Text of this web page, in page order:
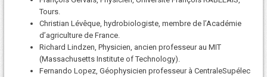
Tours.
Christian Lévêque, hydrobiologiste, membre de l’Académie
d’agriculture de France.
Richard Lindzen, Physicien, ancien professeur au MIT
(Massachusetts Institute of Technology).
Fernando Lopez, Géophysicien professeur à CentraleSupélec